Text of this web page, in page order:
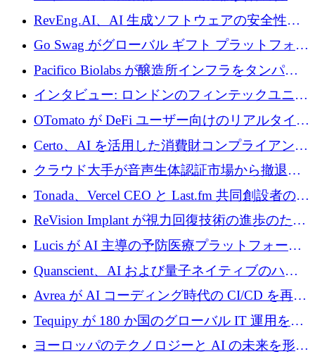
に400万ポンドを投資
RevEng.AI、AI 生成ソフトウェアの安全性を
確保するために 1,500 万ドルを調達
Go Swag がグローバル ギフト プラットフォー
ムを拡大するために 500 万ドルを調達
Pacifico Biolabs が醸造所インフラをタンパク
質生産に転換するために 700 万ユーロを調達
インタビュー: ロンドンのフィンテックユニコ
ーン Tide の CEO、オリバー・プリル氏
OTomato が DeFi ユーザー向けのリアルタイム
インテリジェンス レイヤーを構築するために
Improbable から 200 万ドルを調達
Certo、AI を活用した消費財コンプライアンス
プラットフォームのために 400 万ドルを調達
クラウド大手が音声生体認証市場から撤退す
るなか、Voxmindが54万6,000ポンドのプレシ
ード資金を調達
Tonada、Vercel CEO と Last.fm 共同創設者の支
援を受けてステルス撤退
ReVision Implant が視力回復技術の進歩のため
に 400 万ユーロを確保
Lucis が AI 主導の予防医療プラットフォーム
を拡大するためにシリーズ A で 2,000 万ドル
を調達
Quanscient、AI および量子ネイティブのハー
ドウェア エンジニアリングを推進するために
1,000 万ユーロを調達
Avrea が AI コーディング時代の CI/CD を再発
明するために 470 万ドルをかけてステルスか
ら浮上
Tequipy が 180 か国のグローバル IT 運用を自
動化するために 300 万ユーロ以上を調達
ヨーロッパのテクノロジーと AI の未来を形作